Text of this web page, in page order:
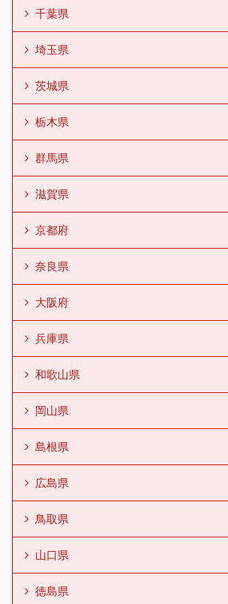
千葉県
埼玉県
茨城県
栃木県
群馬県
滋賀県
京都府
奈良県
大阪府
兵庫県
和歌山県
岡山県
島根県
広島県
鳥取県
山口県
徳島県